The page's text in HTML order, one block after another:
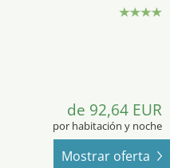
de 92,64 EUR
por habitación y noche
Mostrar oferta